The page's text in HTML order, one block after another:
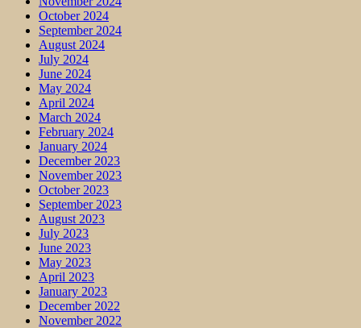
October 2024
September 2024
August 2024
July 2024
June 2024
May 2024
April 2024
March 2024
February 2024
January 2024
December 2023
November 2023
October 2023
September 2023
August 2023
July 2023
June 2023
May 2023
April 2023
January 2023
December 2022
November 2022